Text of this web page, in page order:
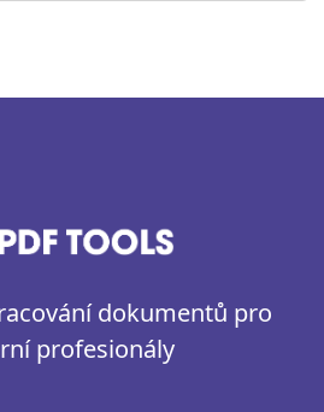
dokumentů pro
profesionály